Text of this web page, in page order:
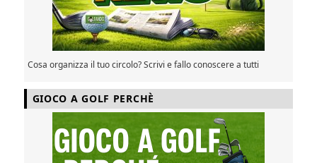
Cosa organizza il tuo circolo? Scrivi e fallo conoscere a tutti
GIOCO A GOLF PERCHÈ